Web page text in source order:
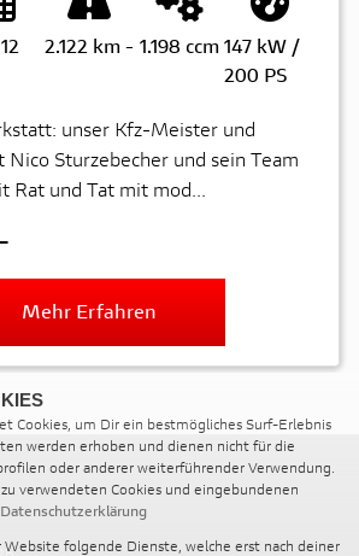
2.122 km- 1.198 ccm 147 kW /
200 PS
unser Kfz-Meister und
Nico Sturzebecher und sein Team
Rat und Tat mit mod...
Mehr Erfahren
Cookies, um Dir ein bestmögliches Surf-Erlebnis
werden erhoben und dienen nicht für die
oder anderer weiterführender Verwendung.
verwendeten Cookies und eingebundenen
Datenschutzerklärung
folgende Dienste, welche erst nach deiner